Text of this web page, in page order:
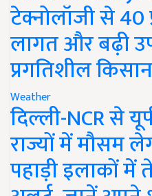
टेक्नोलॉजी से 40
लागत और बढ़ी
प्रगतिशील
Weather
दिल्ली-NCR से
राज्यों में मौसम
पहाड़ी इलाकों में